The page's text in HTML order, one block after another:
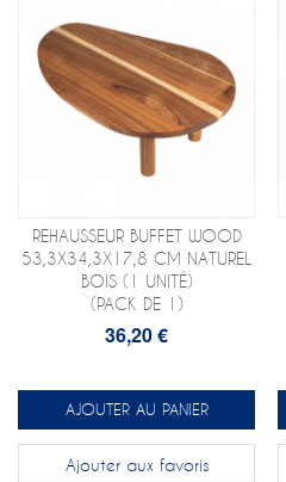
REHAUSSEUR BUFFET WOOD
53,3X34,3X17,8 CM NATUREL
BOIS (1 UNITÉ)
(PACK DE 1)
36,20 €
AJOUTER AU PANIER
Ajouter aux favoris